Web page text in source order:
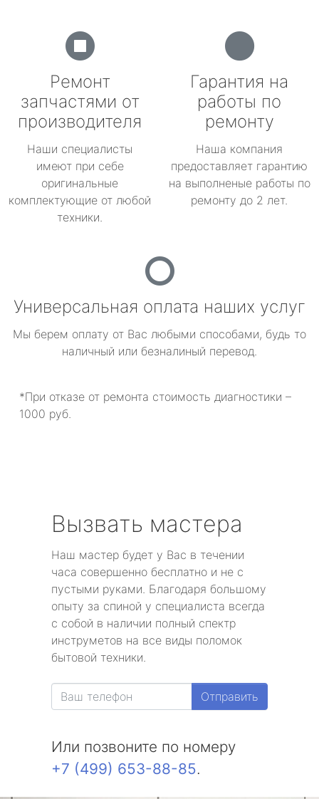
Ремонт
запчастями от
производителя
Наши специалисты
имеют при себе
оригинальные
комплектующие от любой
техники.
Гарантия на
работы по
ремонту
Наша компания
предоставляет гарантию
на выполненые работы по
ремонту до 2 лет.
Универсальная оплата наших услуг
Мы берем оплату от Вас любыми способами, будь то
наличный или безналиный перевод.
*При отказе от ремонта стоимость диагностики –
1000 руб.
Вызвать мастера
Наш мастер будет у Вас в течении
часа совершенно бесплатно и не с
пустыми руками. Благодаря большому
опыту за спиной у специалиста всегда
с собой в наличии полный спектр
инструметов на все виды поломок
бытовой техники.
Отправить
Или позвоните по номеру
+7 (499) 653-88-85.